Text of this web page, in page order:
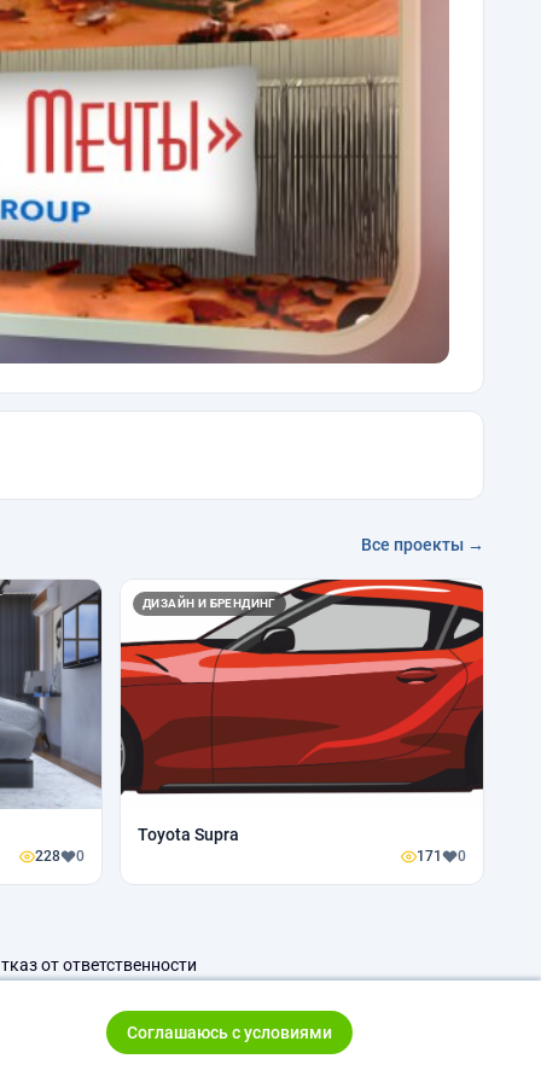
Все проекты →
228 0
ДИЗАЙН И БРЕНДИНГ
Toyota Supra
171 0
от ответственности
Соглашаюсь с условиями